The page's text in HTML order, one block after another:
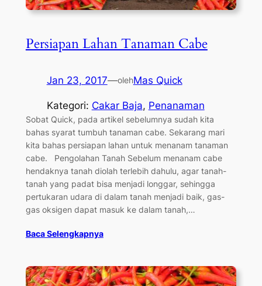
Persiapan Lahan Tanaman Cabe
Jan 23, 2017—olehMas Quick
Kategori: Cakar Baja, Penanaman
Sobat Quick, pada artikel sebelumnya sudah kita
bahas syarat tumbuh tanaman cabe. Sekarang mari
kita bahas persiapan lahan untuk menanam tanaman
cabe. Pengolahan Tanah Sebelum menanam cabe
hendaknya tanah diolah terlebih dahulu, agar tanah-
tanah yang padat bisa menjadi longgar, sehingga
pertukaran udara di dalam tanah menjadi baik, gas-
gas oksigen dapat masuk ke dalam tanah,…
Baca Selengkapnya